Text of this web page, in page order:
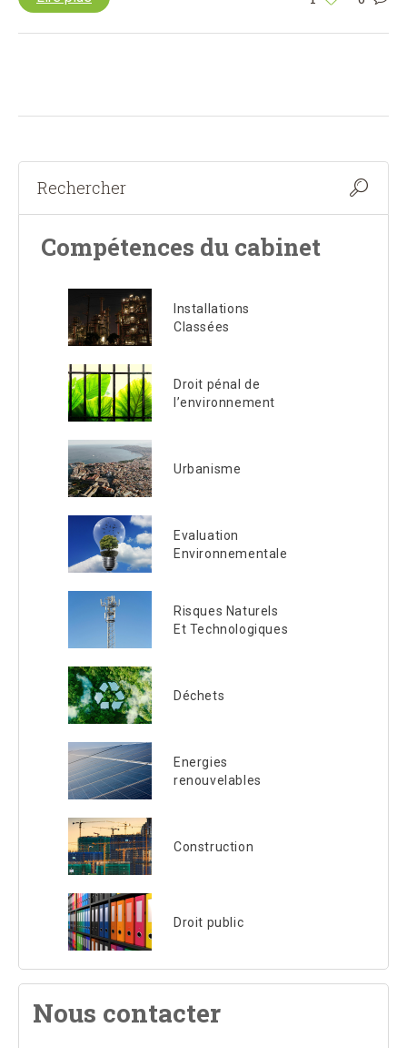
Compétences du cabinet
Installations
Classées
Droit pénal de
l’environnement
Urbanisme
Evaluation
Environnementale
Risques Naturels
Et Technologiques
Déchets
Energies
renouvelables
Construction
Droit public
Nous contacter